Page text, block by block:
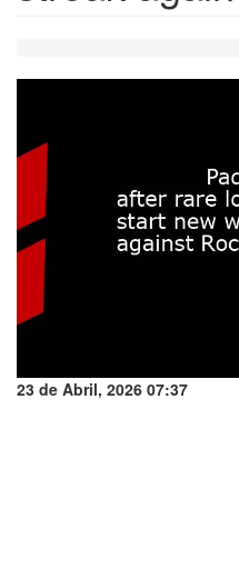
23 de Abril, 2026 07:37